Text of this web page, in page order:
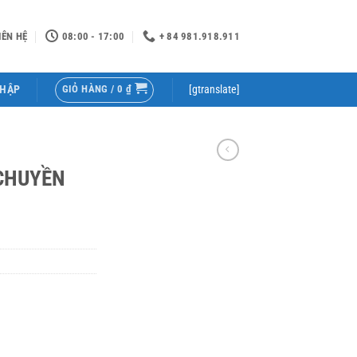
HỆ 08:00 - 17:00 + 84 981.918.911
GIỎ HÀNG / 0 ₫ [gtranslate]